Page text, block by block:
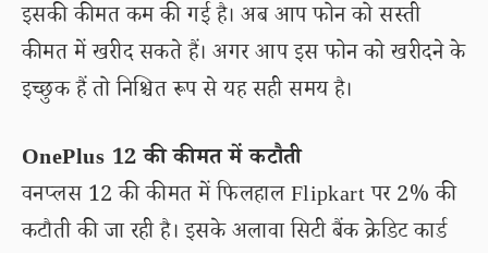
इसकी कीमत कम की गई है। अब आप फोन को सस्ती
कीमत में खरीद सकते हैं। अगर आप इस फोन को खरीदने के
इच्छुक हैं तो निश्चित रूप से यह सही समय है।
OnePlus 12 की कीमत में कटौती
वनप्लस 12 की कीमत में फिलहाल Flipkart पर 2% की
कटौती की जा रही है। इसके अलावा सिटी बैंक क्रेडिट कार्ड